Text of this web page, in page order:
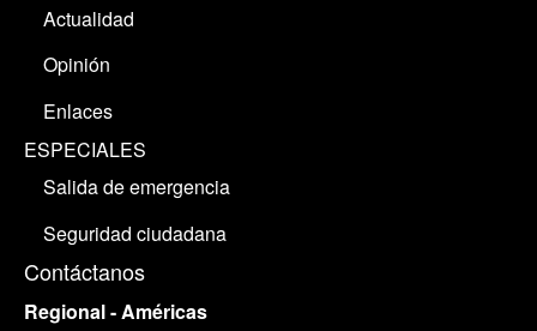
Actualidad
Opinión
Enlaces
ESPECIALES
Salida de emergencia
Seguridad ciudadana
Contáctanos
Regional - Américas